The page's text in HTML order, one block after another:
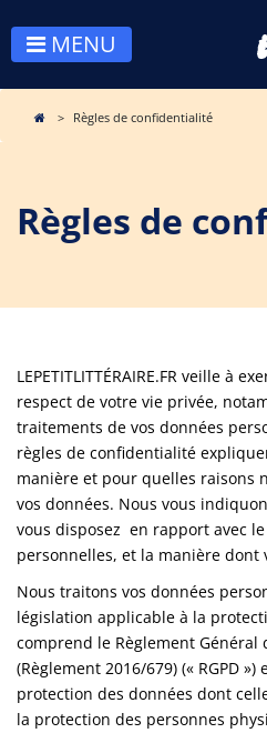
MENU
Règles de confidentialité
Règles de
LEPETITLITTÉRAIRE.FR veille à
respect de votre vie privée,
traitements de vos données
règles de confidentialité
manière et pour quelles raisons
vos données. Nous vous
vous disposez en rapport avec
personnelles, et la manière dont
Nous traitons vos données
législation applicable à la
comprend le Règlement Général
(Règlement 2016/679) (« RGPD
protection des données dont
la protection des personnes